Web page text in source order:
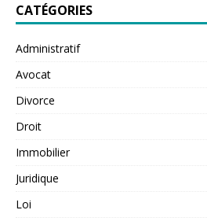
CATÉGORIES
Administratif
Avocat
Divorce
Droit
Immobilier
Juridique
Loi